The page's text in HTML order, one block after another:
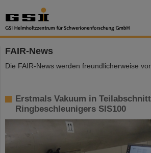
FAIR-News
Die FAIR-News werden freundlicherweise
Erstmals Vakuum in
Ringbeschleunigers SIS100